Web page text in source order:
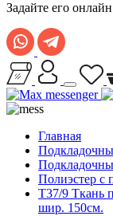
Задайте его онлайн
Главная
Полиэстер с
T37/9 Ткань
шир. 150см.